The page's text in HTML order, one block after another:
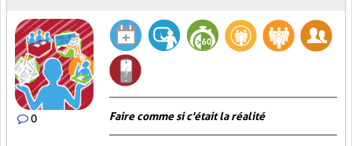
0 Faire comme si c'était la réalité